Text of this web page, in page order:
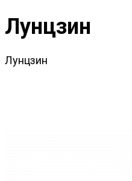
Лунцзин
Лунцзин